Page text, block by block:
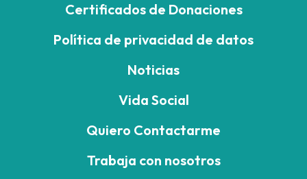
Certificados de Donaciones
Política de privacidad de datos
Noticias
Vida Social
Quiero Contactarme
Trabaja con nosotros